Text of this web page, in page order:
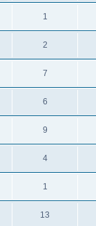
1
2
7
6
9
4
1
13